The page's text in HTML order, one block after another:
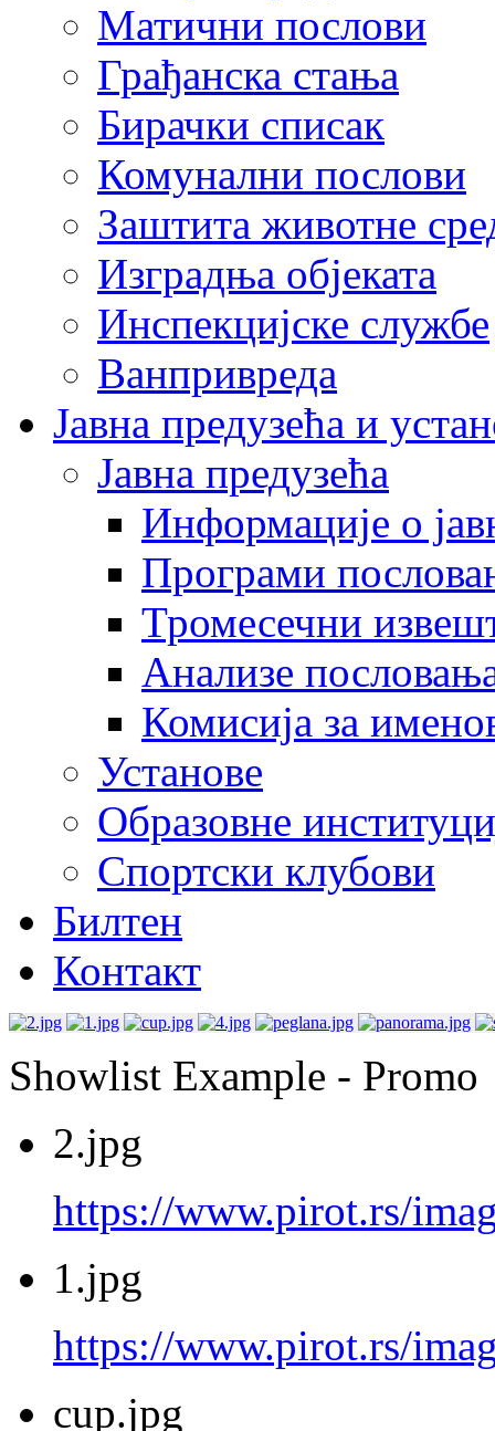
Матични послови
Грађанска стања
Бирачки списак
Комунални послови
Заштита животне
Изградња објеката
Инспекцијске службе
Ванпривреда
Јавна предузећа и
Јавна предузећа
Информације о
Програми
Тромесечни
Анализе
Комисија за
Установе
Образовне
Спортски клубови
Билтен
Контакт
Showlist Example - Promo
2.jpg
https://www.pirot.rs/
1.jpg
https://www.pirot.rs/
cup.jpg